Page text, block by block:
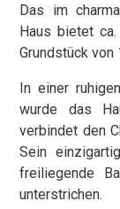
Das im
Haus bietet
Grundstück von
In einer
wurde das
verbindet den
Sein
freiliegende
unterstrichen.